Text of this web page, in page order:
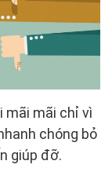
mãi mãi chỉ vì
chóng bỏ
giúp đỡ.